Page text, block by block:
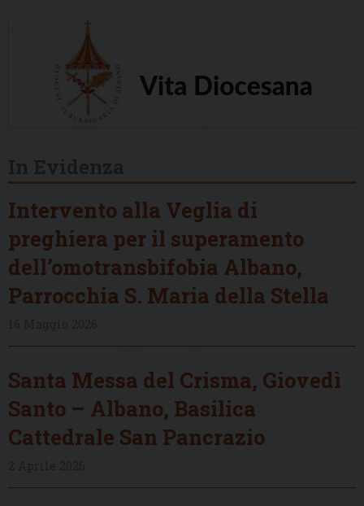
Intervento alla Veglia di
preghiera per il superamento
dell’omotransbifobia Albano,
Parrocchia S. Maria della Stella
Santa Messa del Crisma, Giovedì
Santo – Albano, Basilica
Cattedrale San Pancrazio